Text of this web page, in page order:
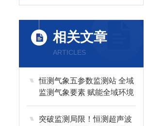
相关文章
ARTICLES
恒测气象五参数监测站 全域
监测气象要素 赋能全域环境
精细化管控
突破监测局限！恒测超声波